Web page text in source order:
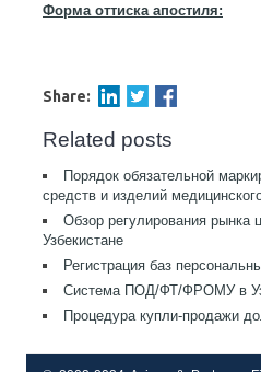
Форма оттиска апостиля:
Share:
Related posts
Порядок обязательной
средств и изделий
Обзор регулирования рынка
Узбекистане
Регистрация баз
Система ПОД/ФТ/ФРОМУ в
Процедура купли-продажи